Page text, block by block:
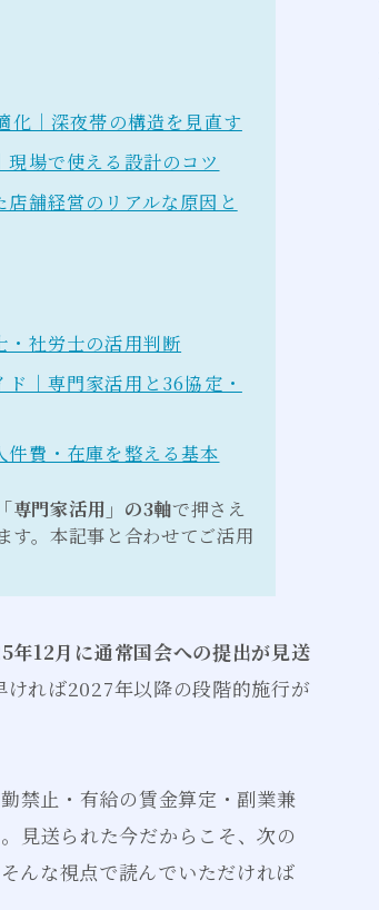
化｜深夜帯の構造を見直す
場で使える設計のコツ
舗経営のリアルな原因と
・社労士の活用判断
｜専門家活用と36協定・
費・在庫を整える基本
専門家活用」の3軸で押さえ
す。本記事と合わせてご活用
年12月に通常国会への提出が見送
れば2027年以降の段階的施行が
禁止・有給の賃金算定・副業兼
。見送られた今だからこそ、次の
んな視点で読んでいただければ